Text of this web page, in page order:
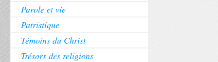
Parole et vie
Patristique
Témoins du Christ
Trésors des religions